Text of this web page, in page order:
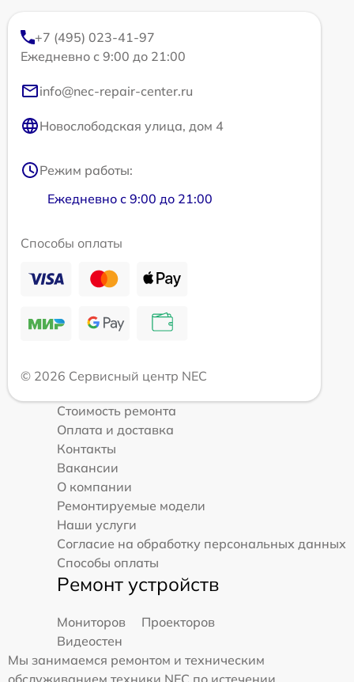
+7 (495) 023-41-97
Ежедневно с 9:00 до 21:00
info@nec-repair-center.ru
Новослободская улица, дом 4
Режим работы:
Ежедневно с 9:00 до 21:00
Способы оплаты
© 2026 Сервисный центр NEC
Стоимость ремонта
Оплата и доставка
Контакты
Вакансии
О компании
Ремонтируемые модели
Наши услуги
Согласие на обработку персональных данных
Способы оплаты
Ремонт устройств
Мониторов
Проекторов
Видеостен
Мы занимаемся ремонтом и техническим
обслуживанием техники NEC по истечении